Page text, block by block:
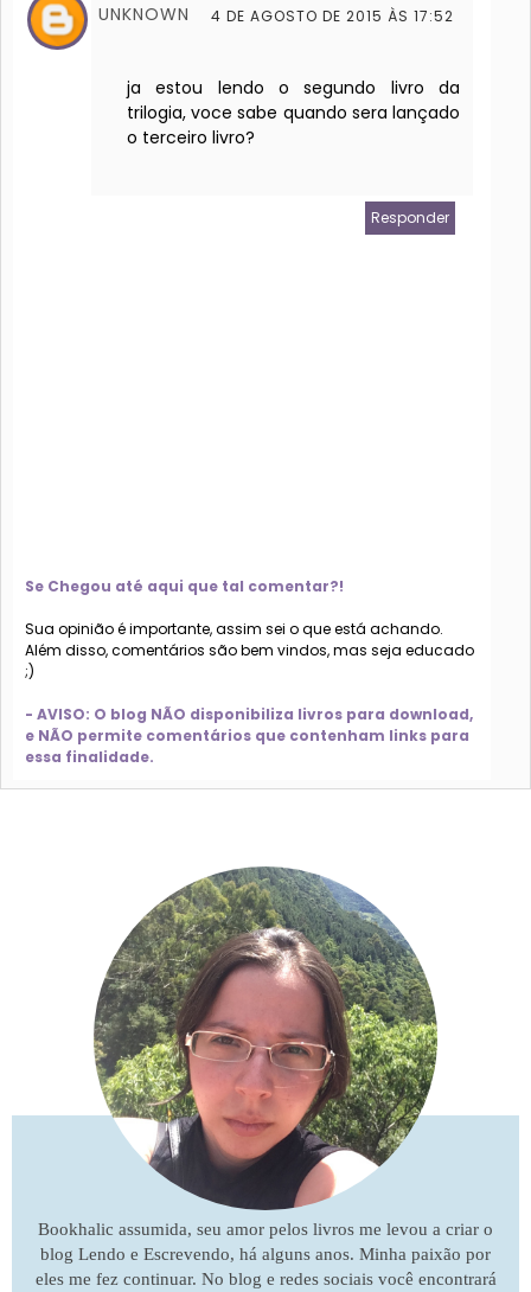
UNKNOWN 4 DE AGOSTO DE 2015 ÀS 17:52
ja estou lendo o segundo livro da
trilogia, voce sabe quando sera lançado
o terceiro livro?
Responder
Se Chegou até aqui que tal comentar?!
Sua opinião é importante, assim sei o que está achando.
Além disso, comentários são bem vindos, mas seja educado
;)
- AVISO: O blog NÃO disponibiliza livros para download,
e NÃO permite comentários que contenham links para
essa finalidade.
Bookhalic assumida, seu amor pelos livros me levou a criar o
blog Lendo e Escrevendo, há alguns anos. Minha paixão por
eles me fez continuar. No blog e redes sociais você encontrará